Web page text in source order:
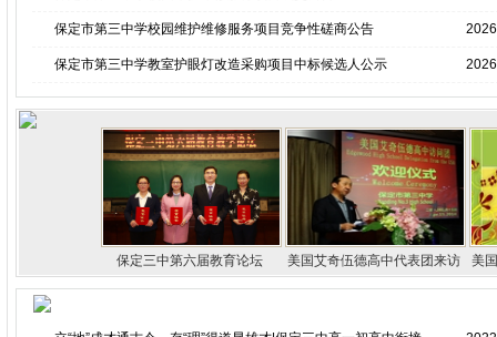
保定市第三中学校园维护维修服务项目竞争性磋商公告
保定市第三中学教室护眼灯改造采购项目中标候选人公示
保定三中第六届教育论坛
美国艾奇伍德高中代表团来访
1
美